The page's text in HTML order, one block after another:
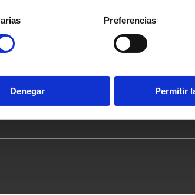
Preferencias
Denegar Permitir
Ruta del Aceite y de los Olivos
Ruta del Vino de Castellón
Territorios de la Trufa, el tesoro